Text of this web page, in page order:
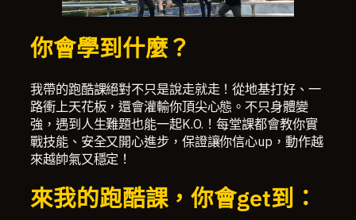
你會學到什麼？
我帶的跑酷課絕對不只是說走就走！從地基打好、一
路衝上天花板，還會灌輸你頂尖心態。不只身體變
強，遇到人生難題也能一起K.O.！每堂課都會教你實
戰技能、安全又開心進步，保證讓你信心up，動作越
來越帥氣又穩定！
來我的跑酷課，你會get到：